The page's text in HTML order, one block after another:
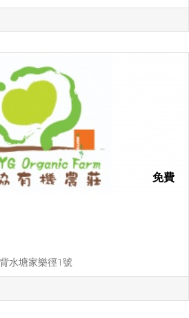
免費
水塘家樂徑1號